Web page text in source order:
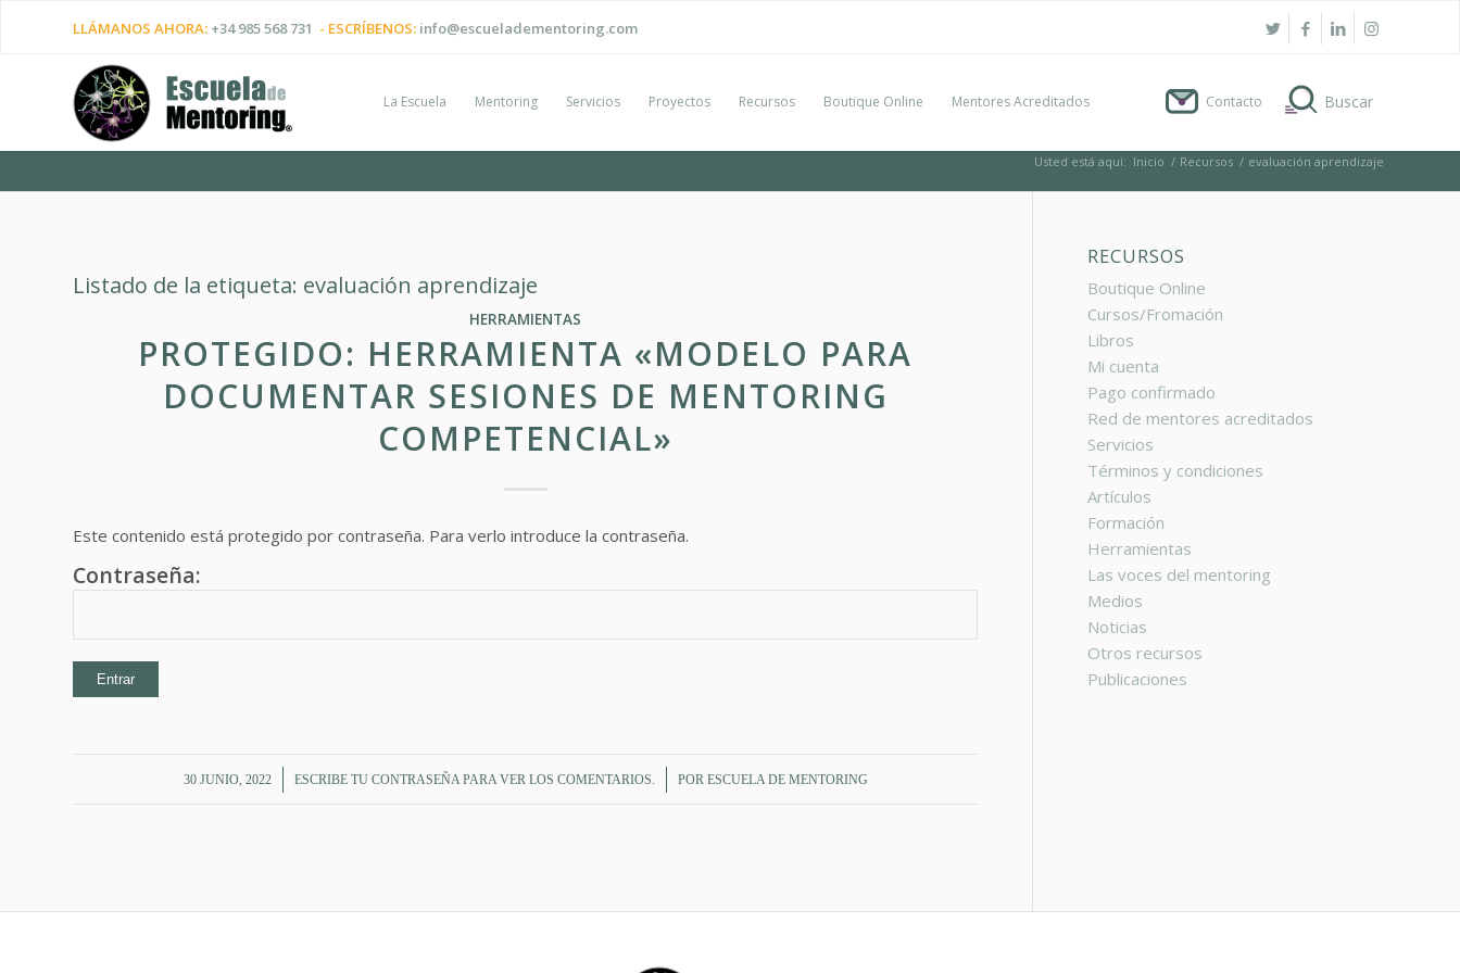
LLÁMANOS AHORA: +34 985 568 731 - ESCRÍBENOS: info@escueladementoring.com
La Escuela Mentoring Servicios Proyectos Recursos Boutique Online Mentores Acreditados Contacto
Usted está aquí: Inicio / Recursos / evaluación aprendizaje
Listado de la etiqueta: evaluación aprendizaje
HERRAMIENTAS
PROTEGIDO: HERRAMIENTA «MODELO PARA
DOCUMENTAR SESIONES DE MENTORING
COMPETENCIAL»
Este contenido está protegido por contraseña. Para verlo introduce la contraseña.
Contraseña:
30 JUNIO, 2022
/ ESCRIBE TU CONTRASEÑA PARA VER LOS COMENTARIOS.
/ POR ESCUELA DE MENTORING
RECURSOS
Boutique Online
Cursos/Fromación
Libros
Mi cuenta
Pago confirmado
Red de mentores acreditados
Servicios
Términos y condiciones
Artículos
Formación
Herramientas
Las voces del mentoring
Medios
Noticias
Otros recursos
Publicaciones